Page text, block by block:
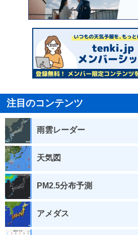
注目のコンテンツ
雨雲レーダー
天気図
PM2.5分布予測
アメダス